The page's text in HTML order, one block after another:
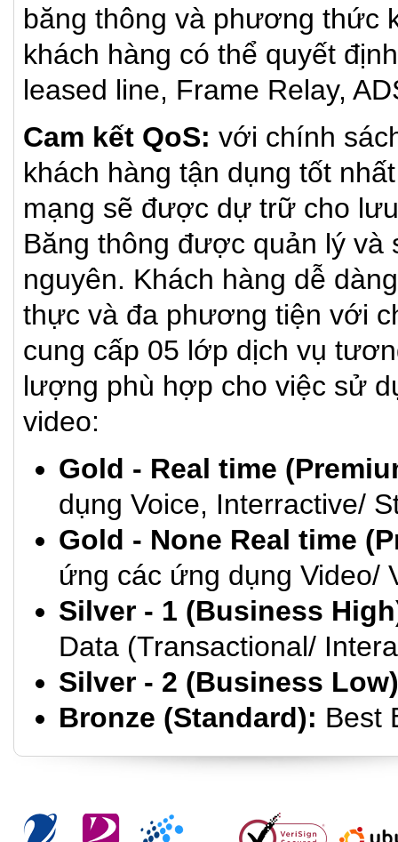
băng thông và phương thức
khách hàng có thể quyết
leased line, Frame Relay,
Cam kết QoS: với chính
khách hàng tận dụng tốt
mạng sẽ được dự trữ cho
Băng thông được quản lý
nguyên. Khách hàng dễ
thực và đa phương tiện với
cung cấp 05 lớp dịch vụ
lượng phù hợp cho việc sử
video:
Gold - Real time
dụng Voice, Interractive/
Gold - None Real time
ứng các ứng dụng Video/
Silver - 1 (Business
Data (Transactional/
Silver - 2 (Business
Bronze (Standard): Best